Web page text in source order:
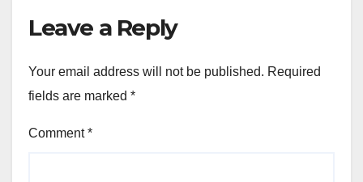
Leave a Reply
Your email address will not be published. Required
fields are marked *
Comment*